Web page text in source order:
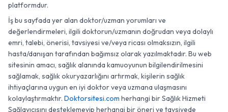
platformdur.
İş bu sayfada yer alan doktor/uzman yorumları ve
değerlendirmeleri, ilgili doktorun/uzmanın doğrudan veya dolaylı
emri, talebi, önerisi, tavsiyesi ve/veya ricası olmaksızın, ilgili
hasta/danışan tarafından bağımsız olarak yazılmaktadır. Bu web
sitesinin amacı, sağlık alanında kamuoyunun bilgilendirilmesini
sağlamak, sağlık okuryazarlığını artırmak, kişilerin sağlık
ihtiyaçlarına uygun en iyi doktor veya uzmana ulaşmasını
kolaylaştırmaktır. Doktorsitesi.com herhangi bir Sağlık Hizmeti
Sağlayıcısını desteklemeyip herhangi bir öneri ve tavsiyede